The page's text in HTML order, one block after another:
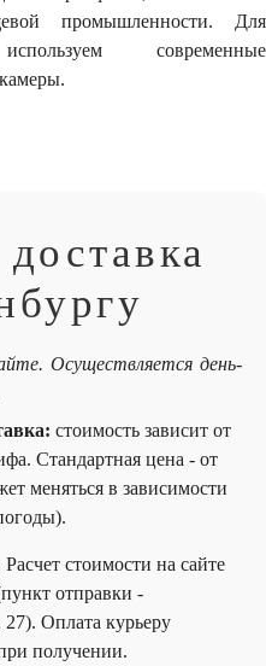
промышленности. Для
современные
Осуществляется день-
стоимость зависит от
Стандартная цена - от
меняться в зависимости
Расчет стоимости на сайте
отправки -
Оплата курьеру
получении.